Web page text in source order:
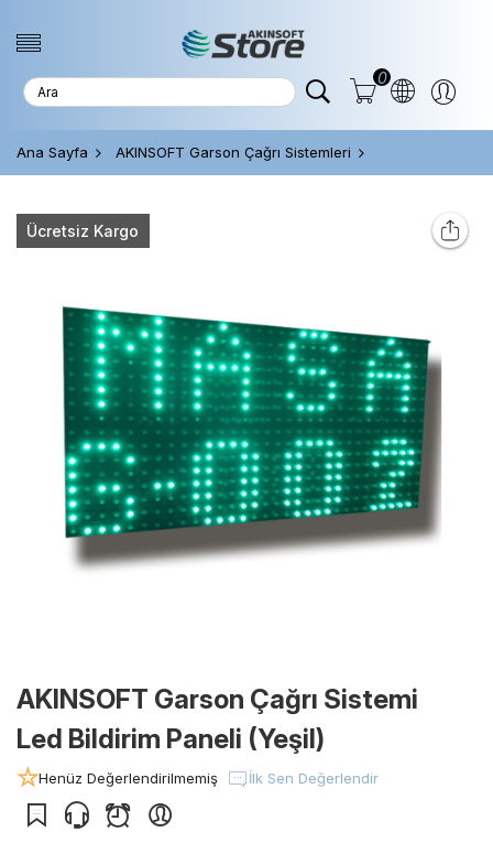
0
Ana Sayfa AKINSOFT Garson Çağrı Sistemleri
AKINSOFT Garson Çağrı Sistemi
Led Bildirim Paneli (Yeşil)
Henüz Değerlendirilmemiş İlk Sen Değerlendir
Ücretsiz Kargo